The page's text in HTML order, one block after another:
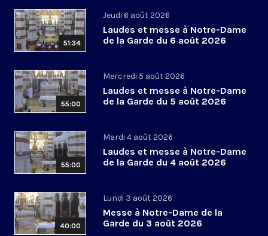
51:34
Jeudi 6 août 2026
Laudes et messe à Notre-Dame
de la Garde du 6 août 2026
55:00
Mercredi 5 août 2026
Laudes et messe à Notre-Dame
de la Garde du 5 août 2026
55:00
Mardi 4 août 2026
Laudes et messe à Notre-Dame
de la Garde du 4 août 2026
40:00
Lundi 3 août 2026
Messe à Notre-Dame de la
Garde du 3 août 2026